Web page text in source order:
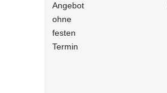
Angebot
ohne
festen
Termin